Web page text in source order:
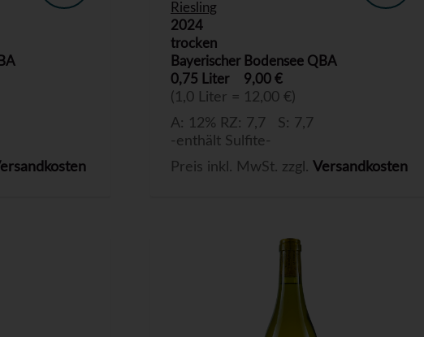
Riesling
2024
trocken
Bayerischer Bodensee QBA
0,75 Liter
9,00 €
(1,0 Liter = 12,00 €)
A: 12% RZ: 7,7 S: 7,7
-enthält Sulfite-
Preis inkl. MwSt. zzgl. Versandkosten